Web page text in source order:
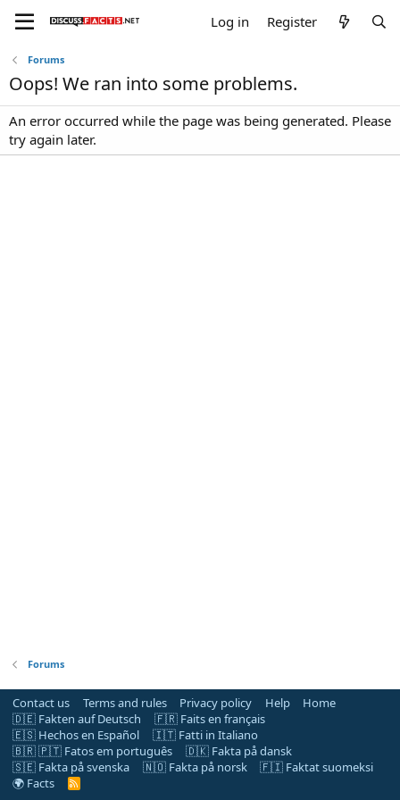
Log in Register
Forums
Oops! We ran into some problems.
An error occurred while the page was being generated. Please
try again later.
Forums
Contact us Terms and rules Privacy policy Help
Home
🇩🇪 Fakten auf Deutsch
🇫🇷 Faits en français
🇪🇸 Hechos en Español
🇮🇹 Fatti in Italiano
🇧🇷 🇵🇹 Fatos em português
🇩🇰 Fakta på dansk
🇸🇪 Fakta på svenska
🇳🇴 Fakta på norsk
🇫🇮 Faktat suomeksi
🌍 Facts
R